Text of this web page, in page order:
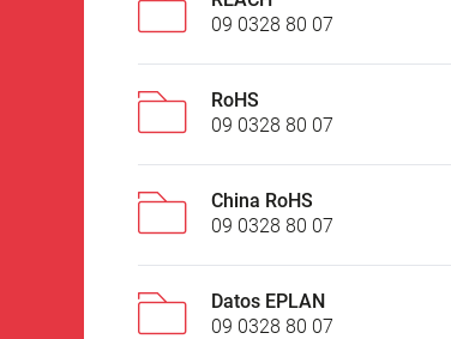
09 0328 80 07
RoHS
09 0328 80 07
China RoHS
09 0328 80 07
Datos EPLAN
09 0328 80 07